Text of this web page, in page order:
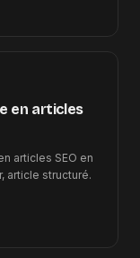
en articles
articles SEO en
article structuré.